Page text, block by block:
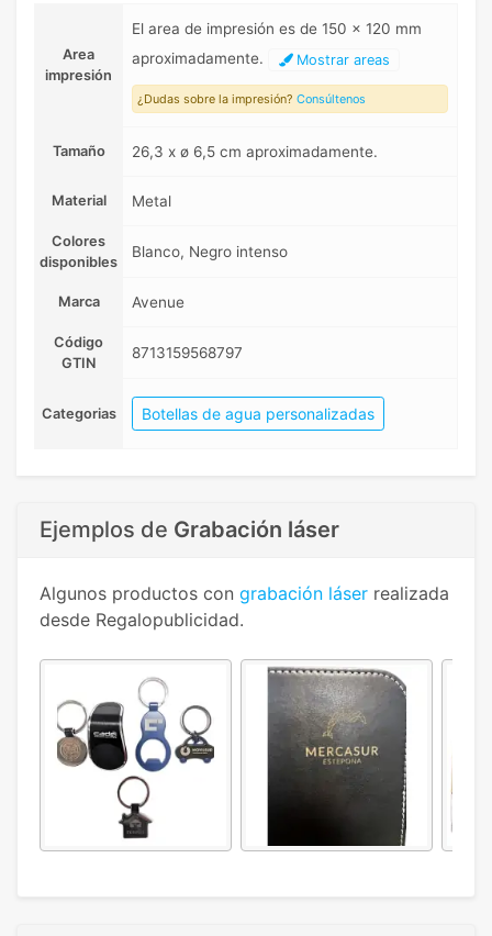
Area
impresión
El area de impresión es de 150 x 120 mm
aproximadamente.
Mostrar areas
¿Dudas sobre la impresión? Consúltenos
Tamaño 26,3 x ø 6,5 cm aproximadamente.
Material Metal
Colores
disponibles
Blanco, Negro intenso
Marca Avenue
Código
GTIN
8713159568797
Categorias Botellas de agua personalizadas
Ejemplos de Grabación láser
Algunos productos con grabación láser realizada
desde Regalopublicidad.